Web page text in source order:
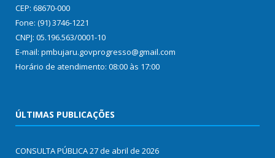
CEP: 68670-000
Fone: (91) 3746-1221
CNPJ: 05.196.563/0001-10
E-mail: pmbujaru.govprogresso@gmail.com
Horário de atendimento: 08:00 às 17:00
ÚLTIMAS PUBLICAÇÕES
CONSULTA PÚBLICA27 de abril de 2026